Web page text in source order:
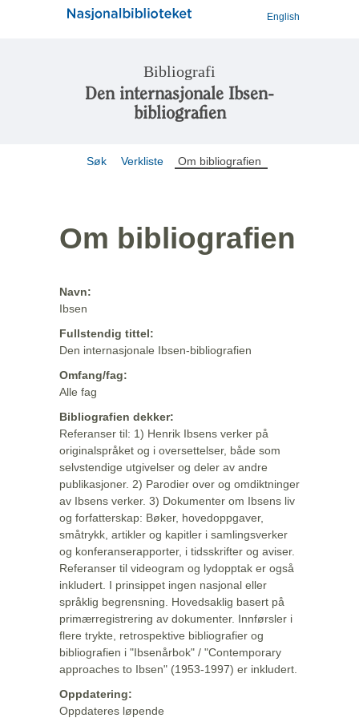
English
Bibliografi
Den internasjonale Ibsen-
bibliografien
Søk Verkliste Om bibliografien
Om bibliografien
Navn:
Ibsen
Fullstendig tittel:
Den internasjonale Ibsen-bibliografien
Omfang/fag:
Alle fag
Bibliografien dekker:
Referanser til: 1) Henrik Ibsens verker på
originalspråket og i oversettelser, både som
selvstendige utgivelser og deler av andre
publikasjoner. 2) Parodier over og omdiktninger
av Ibsens verker. 3) Dokumenter om Ibsens liv
og forfatterskap: Bøker, hovedoppgaver,
småtrykk, artikler og kapitler i samlingsverker
og konferanserapporter, i tidsskrifter og aviser.
Referanser til videogram og lydopptak er også
inkludert. I prinsippet ingen nasjonal eller
språklig begrensning. Hovedsaklig basert på
primærregistrering av dokumenter. Innførsler i
flere trykte, retrospektive bibliografier og
bibliografien i "Ibsenårbok" / "Contemporary
approaches to Ibsen" (1953-1997) er inkludert.
Oppdatering:
Oppdateres løpende